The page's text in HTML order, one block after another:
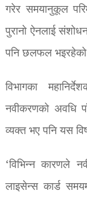
गरेर समयानुकूल
पुरानो ऐनलाई
पनि छलफल भइरहेको
विभागका
नवीकरणको अवधि
व्यक्त भए पनि यस
‘विभिन्न कारणले
लाइसेन्स कार्ड